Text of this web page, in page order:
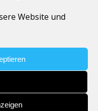
Website und